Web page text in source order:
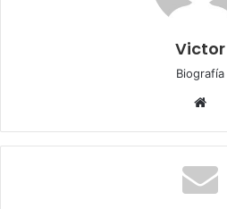
Victor
Biografía
Sitio